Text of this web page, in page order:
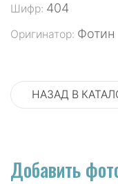
Шифр: 404
Оригинатор: Фотин
НАЗАД В
Добавить